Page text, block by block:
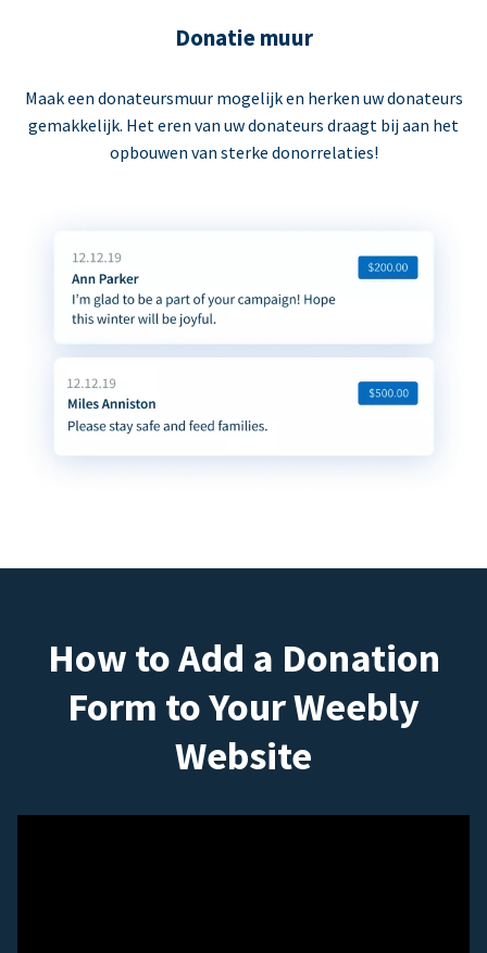
Donatie muur
Maak een donateursmuur mogelijk en herken uw donateurs
gemakkelijk. Het eren van uw donateurs draagt bij aan het
opbouwen van sterke donorrelaties!
How to Add a Donation
Form to Your Weebly
Website